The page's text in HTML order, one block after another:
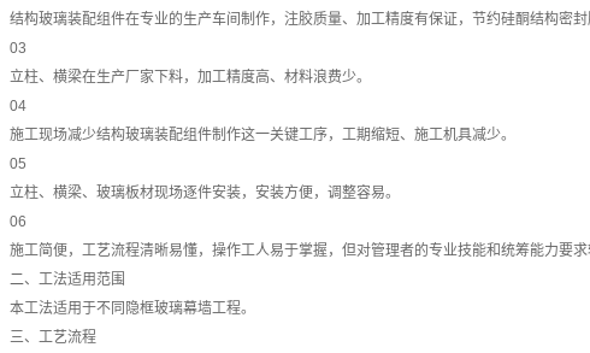
结构玻璃装配组件在专业的生产车间制作，注胶质量、加工精度有保证，节约硅酮结构密封
03
立柱、横梁在生产厂家下料，加工精度高、材料浪费少。
04
施工现场减少结构玻璃装配组件制作这一关键工序，工期缩短、施工机具减少。
05
立柱、横梁、玻璃板材现场逐件安装，安装方便，调整容易。
06
施工简便，工艺流程清晰易懂，操作工人易于掌握，但对管理者的专业技能和统筹能力要求
二、工法适用范围
本工法适用于不同隐框玻璃幕墙工程。
三、工艺流程